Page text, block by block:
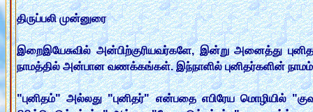
திருப்பலி முன்னுரை
இறைஇயேசுவில் அன்பிற்குரியவர்களே, இன்று அனைத்து
நாமத்தில் அன்பான வணக்கங்கள். இந்நாளில் புனிதர்களின்
"புனிதம்" அல்லது "புனிதர்" என்பதை எபிரேய மொழியில்